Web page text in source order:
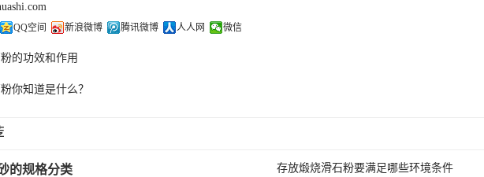
QQ空间 新浪微博 腾讯微博 人人网 微信
的功效和作用
你知道是什么？
的规格分类 存放煅烧滑石粉要满足哪些环境条件